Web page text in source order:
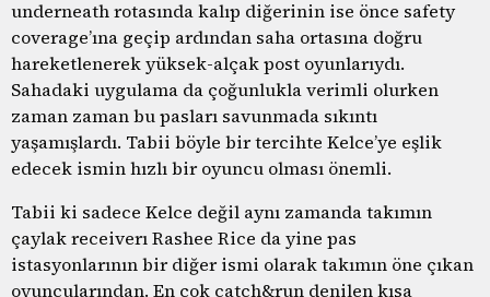
underneath rotasında kalıp diğerinin ise önce safety
coverage’ına geçip ardından saha ortasına doğru
hareketlenerek yüksek-alçak post oyunlarıydı.
Sahadaki uygulama da çoğunlukla verimli olurken
zaman zaman bu pasları savunmada sıkıntı
yaşamışlardı. Tabii böyle bir tercihte Kelce’ye eşlik
edecek ismin hızlı bir oyuncu olması önemli.
Tabii ki sadece Kelce değil aynı zamanda takımın
çaylak receiverı Rashee Rice da yine pas
istasyonlarının bir diğer ismi olarak takımın öne çıkan
oyuncularından. En çok catch&run denilen kısa